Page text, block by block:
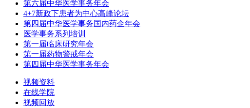
第六届中华医学事务年会
4+7新政下患者为中心高峰论坛
第四届中华医学事务国内药企年会
医学事务系列培训
第一届临床研究年会
第一届药物警戒年会
第四届中华医学事务年会
视频资料
在线学院
视频回放